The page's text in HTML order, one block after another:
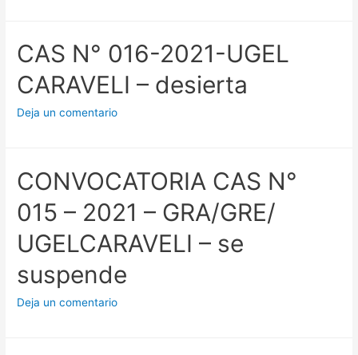
CAS N° 016-2021-UGEL
CARAVELI – desierta
Deja un comentario
CONVOCATORIA CAS N°
015 – 2021 – GRA/GRE/
UGELCARAVELI – se
suspende
Deja un comentario